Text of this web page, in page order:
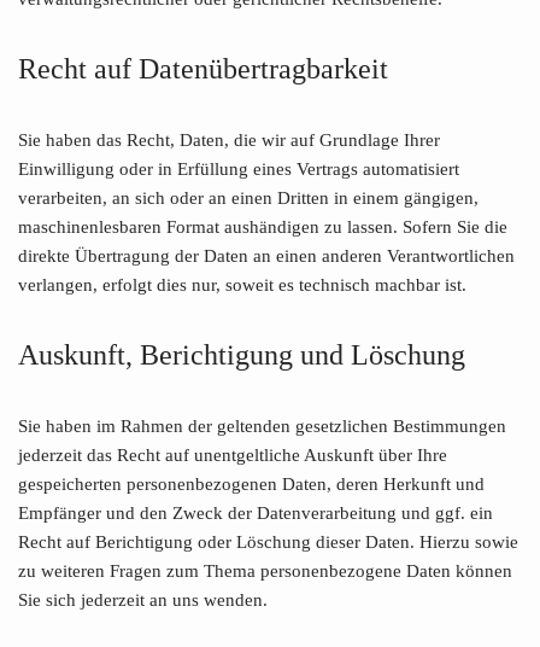
Recht auf Daten­übertrag­barkeit
Sie haben das Recht, Daten, die wir auf Grundlage Ihrer
Einwilligung oder in Erfüllung eines Vertrags automatisiert
verarbeiten, an sich oder an einen Dritten in einem gängigen,
maschinenlesbaren Format aushändigen zu lassen. Sofern Sie die
direkte Übertragung der Daten an einen anderen Verantwortlichen
verlangen, erfolgt dies nur, soweit es technisch machbar ist.
Auskunft, Berichtigung und Löschung
Sie haben im Rahmen der geltenden gesetzlichen Bestimmungen
jederzeit das Recht auf unentgeltliche Auskunft über Ihre
gespeicherten personenbezogenen Daten, deren Herkunft und
Empfänger und den Zweck der Datenverarbeitung und ggf. ein
Recht auf Berichtigung oder Löschung dieser Daten. Hierzu sowie
zu weiteren Fragen zum Thema personenbezogene Daten können
Sie sich jederzeit an uns wenden.